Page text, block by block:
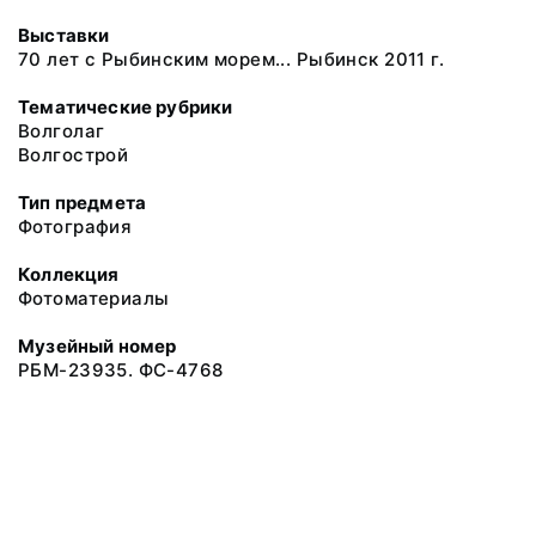
Выставки
70 лет с Рыбинским морем... Рыбинск 2011 г.
Тематические рубрики
Волголаг
Волгострой
Тип предмета
Фотография
Коллекция
Фотоматериалы
Музейный номер
РБМ-23935. ФС-4768